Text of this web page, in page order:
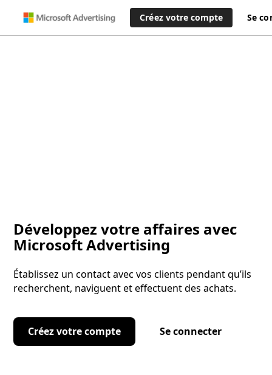
Créez votre compte Se
Développez votre affaires avec
Microsoft Advertising
Établissez un contact avec vos clients pendant qu’ils
recherchent, naviguent et effectuent des achats.
Créez votre compte Se connecter